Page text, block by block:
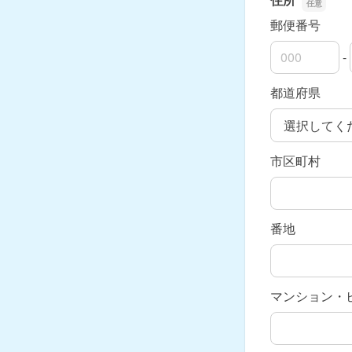
郵便番号
郵便番号の上-
郵便番号の下
都道府県
市区町村
番地
マンション・